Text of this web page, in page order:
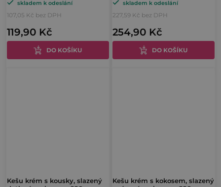
hodnocení
produktu
je
5,0
z
skladem k odeslání
107,05 Kč bez DPH
119,90 Kč
DO KOŠÍKU
hodnocení
produktu
je
5,0
z
skladem k odeslání
227,59 Kč bez DPH
254,90 Kč
DO KOŠÍKU
Kešu krém s kousky, slazený
Kešu krém s kokosem, slazený